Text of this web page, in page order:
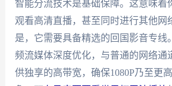
智能分流技术是基础保障。这意味着
观看高清直播，甚至同时进行其他网
是，它需要具备精选的回国影音专线
频流媒体深度优化，与普通的网络通
供独享的高带宽，确保1080P乃至更